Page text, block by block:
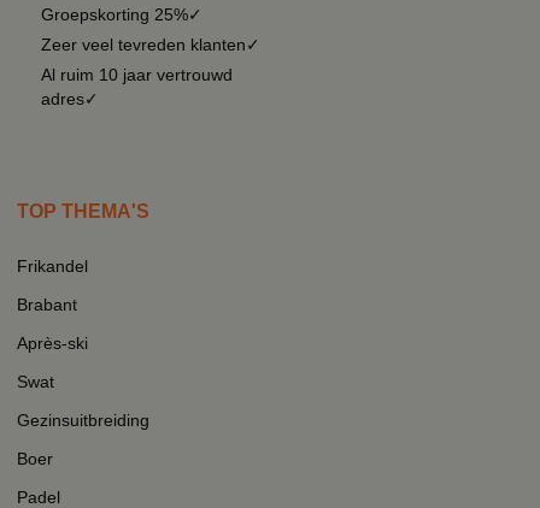
Groepskorting 25%✓
Zeer veel tevreden klanten✓
Al ruim 10 jaar vertrouwd
adres✓
TOP THEMA'S
Frikandel
Brabant
Après-ski
Swat
Gezinsuitbreiding
Boer
Padel